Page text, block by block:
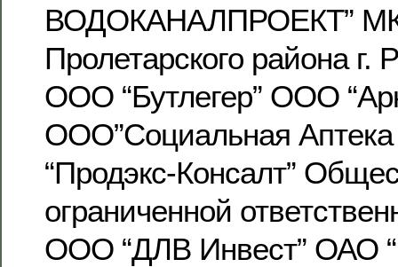
ВОДОКАНАЛПРОЕКТ”
Пролетарского района г.
ООО “Бутлегер” ООО
ООО”Социальная
“Продэкс-Консалт”
ограниченной
ООО “ДЛВ Инвест” ОАО